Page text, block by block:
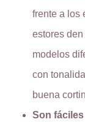
frente a los
estores
modelos
con
buena
Son